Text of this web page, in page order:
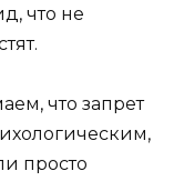
что не
что запрет
просто